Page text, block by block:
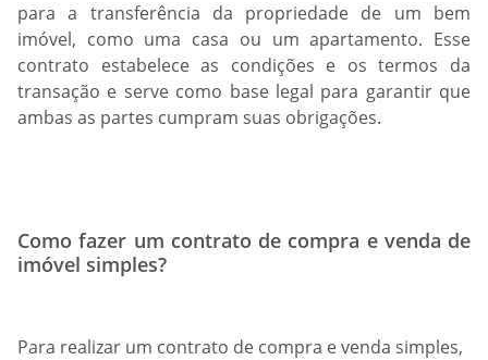
para a transferência da propriedade de um bem
imóvel, como uma casa ou um apartamento. Esse
contrato estabelece as condições e os termos da
transação e serve como base legal para garantir que
ambas as partes cumpram suas obrigações.
Como fazer um contrato de compra e venda de
imóvel simples?
Para realizar um contrato de compra e venda simples,